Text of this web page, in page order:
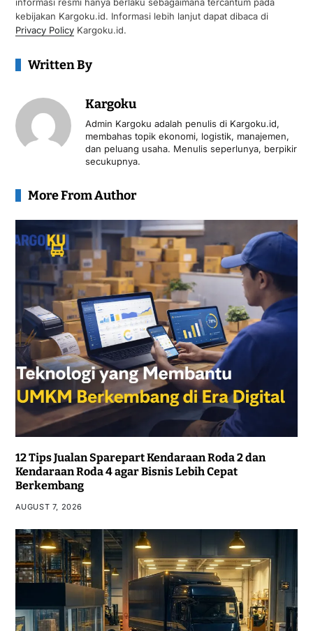
kebijakan Kargoku.id. Informasi lebih lanjut dapat dibaca di
Privacy PolicyKargoku.id.
Written By
Kargoku
Admin Kargoku adalah penulis di Kargoku.id,
membahas topik ekonomi, logistik, manajemen,
dan peluang usaha. Menulis seperlunya, berpikir
secukupnya.
More From Author
12 Tips Jualan Sparepart Kendaraan Roda 2 dan
Kendaraan Roda 4 agar Bisnis Lebih Cepat
Berkembang
AUGUST 7, 2026